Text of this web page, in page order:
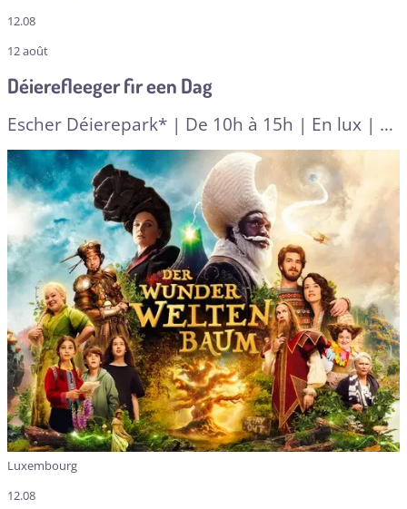
12.08
12 août
Déierefleeger fir een Dag
Escher Déierepark* | De 10h à 15h | En lux | À
partir de 8 ans| A RESERVER
Luxembourg
12.08